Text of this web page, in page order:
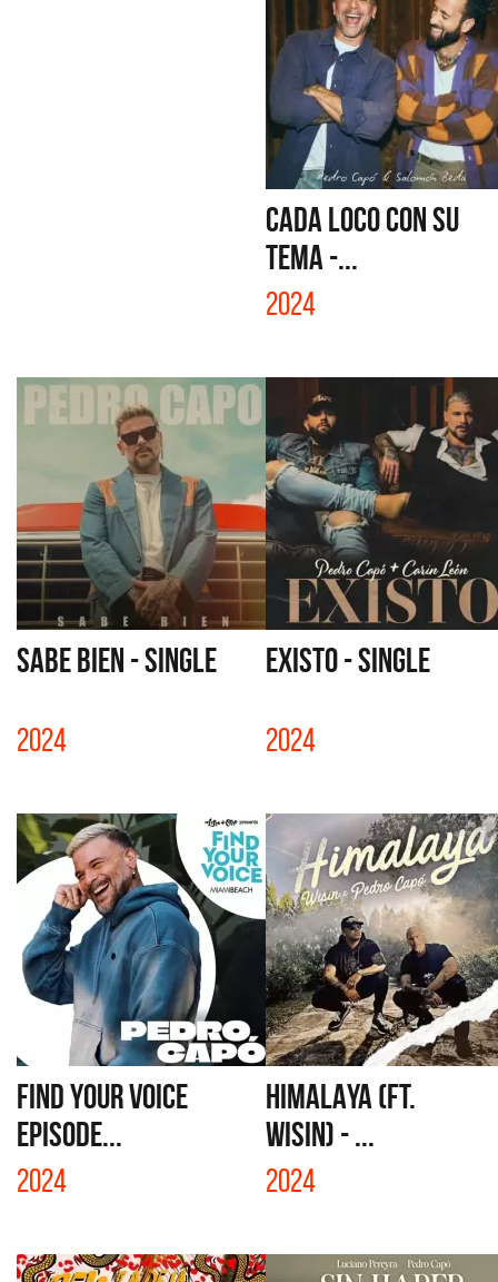
CADA LOCO CON SU
TEMA -...
2024
SABE BIEN - SINGLE
2024
EXISTO - SINGLE
2024
FIND YOUR VOICE
EPISODE...
2024
HIMALAYA (FT.
WISIN) - ...
2024